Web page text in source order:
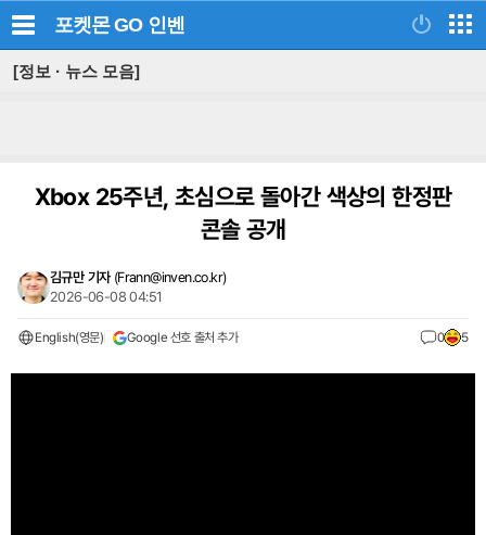
포켓몬 GO 인벤
[정보 · 뉴스 모음]
Xbox 25주년, 초심으로 돌아간 색상의 한정판
콘솔 공개
김규만 기자 (Frann@inven.co.kr)
2026-06-08 04:51
English(영문) Google 선호 출처 추가 0 5